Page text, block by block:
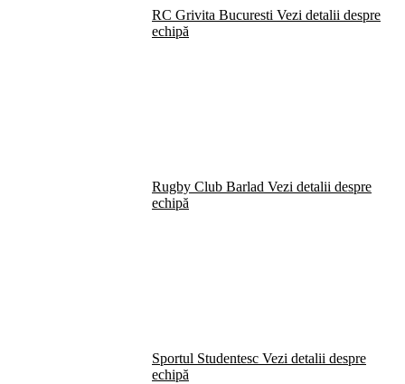
RC Grivita Bucuresti Vezi detalii despre
echipă
Rugby Club Barlad Vezi detalii despre
echipă
Sportul Studentesc Vezi detalii despre
echipă